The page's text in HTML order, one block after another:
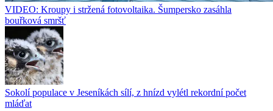
VIDEO: Kroupy i stržená fotovoltaika. Šumpersko zasáhla
bouřková smršť
Sokolí populace v Jeseníkách sílí, z hnízd vylétl rekordní počet
mláďat